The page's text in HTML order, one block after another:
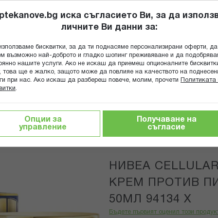
Търсене
ПОПИТАЙ
ГРИЖА ЗА МАЙКАТА И ДЕТЕТО ХРАНИТЕЛНИ ДОБАВКИ
НИВЕА CELLULAR LUMINOUS НОЩЕН КРЕМ
Nivea
НИВЕА
КРЕМ ПРОТИВ
50МЛ 94134 Х
Бъдете първият оценил този
иска съгласието Ви, за да
личните Ви данни за:
бисквитки, за да ти поднасяме персонализирани оферти, да
възможно най-доброто и гладко шопинг преживяване и да
нашите услуги. Ако не искаш да приемеш опционалните
това ще е жалко, защото може да повлияе на качеството на
при нас. Ако искаш да разбереш повече, молим, прочети
Политиката
.
Опции за
управление
Получаване на
съгласие